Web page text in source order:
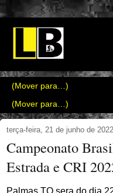
terça-feira, 21 de junho de 2022
Campeonato
Estrada e CRI